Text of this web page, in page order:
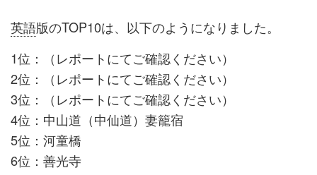
英語版のTOP10は、以下のようになりました。
1位：（レポートにてご確認ください）
2位：（レポートにてご確認ください）
3位：（レポートにてご確認ください）
4位：中山道（中仙道）妻籠宿
5位：河童橋
6位：善光寺